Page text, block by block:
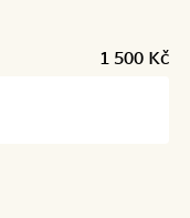
1 500 Kč